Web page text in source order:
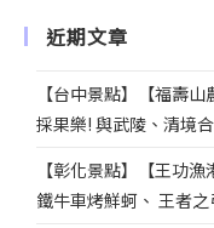
近期文章
【台中景點】【福壽
採果樂! 與武陵、清境
【彰化景點】【王功
鐵牛車烤鮮蚵、 王者